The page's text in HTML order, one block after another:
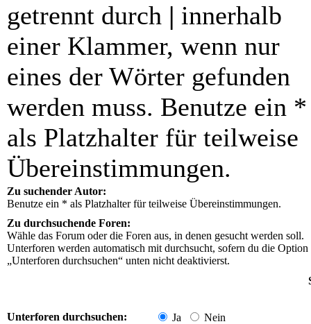
getrennt durch | innerhalb
einer Klammer, wenn nur
eines der Wörter gefunden
werden muss. Benutze ein *
als Platzhalter für teilweise
Übereinstimmungen.
Zu suchender Autor:
Benutze ein * als Platzhalter für teilweise Übereinstimmungen.
Zu durchsuchende Foren:
Wähle das Forum oder die Foren aus, in denen gesucht werden soll.
Unterforen werden automatisch mit durchsucht, sofern du die Option
„Unterforen durchsuchen“ unten nicht deaktivierst.
Unterforen durchsuchen: Ja Nein